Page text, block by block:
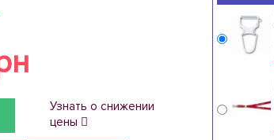
Узнать о снижении
цены